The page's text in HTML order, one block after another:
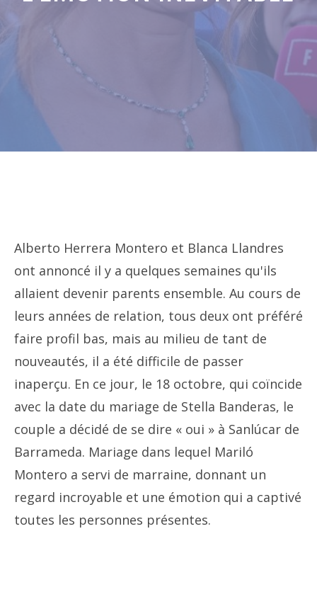
Alberto Herrera Montero et Blanca Llandres
ont annoncé il y a quelques semaines qu'ils
allaient devenir parents ensemble. Au cours de
leurs années de relation, tous deux ont préféré
faire profil bas, mais au milieu de tant de
nouveautés, il a été difficile de passer
inaperçu. En ce jour, le 18 octobre, qui coïncide
avec la date du mariage de Stella Banderas, le
couple a décidé de se dire « oui » à Sanlúcar de
Barrameda. Mariage dans lequel Mariló
Montero a servi de marraine, donnant un
regard incroyable et une émotion qui a captivé
toutes les personnes présentes.